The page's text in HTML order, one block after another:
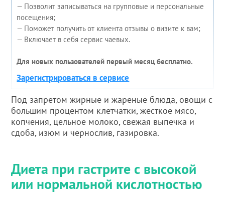
— Позволит записываться на групповые и персональные
посещения;
— Поможет получить от клиента отзывы о визите к вам;
— Включает в себя сервис чаевых.
Для новых пользователей первый месяц бесплатно.
Зарегистрироваться в сервисе
Под запретом жирные и жареные блюда, овощи с
большим процентом клетчатки, жесткое мясо,
копчения, цельное молоко, свежая выпечка и
сдоба, изюм и чернослив, газировка.
Диета при гастрите с высокой
или нормальной кислотностью